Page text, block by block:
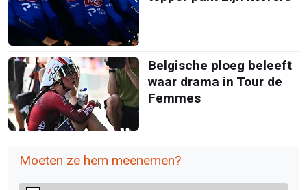
Belgische ploeg beleeft
waar drama in Tour de
Femmes
Moeten ze hem meenemen?